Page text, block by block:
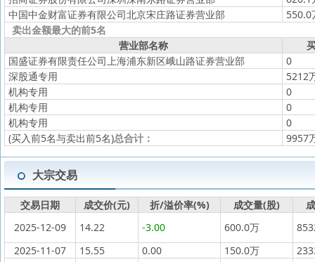
中国中金财富证券有限公司北京宋庄路证券营业部
550.0
卖出金额最大的前5名
营业部名称
国盛证券有限责任公司上海浦东新区峨山路证券营业部
0
深股通专用
5212
机构专用
0
机构专用
0
机构专用
0
(买入前5名与卖出前5名)总合计： 9957
大宗交易
交易日期 成交价(元) 折/溢价率(%) 成交量(股)
2025-12-09
14.22 -3.00 600.0万
2025-11-07
15.55 0.00 150.0万